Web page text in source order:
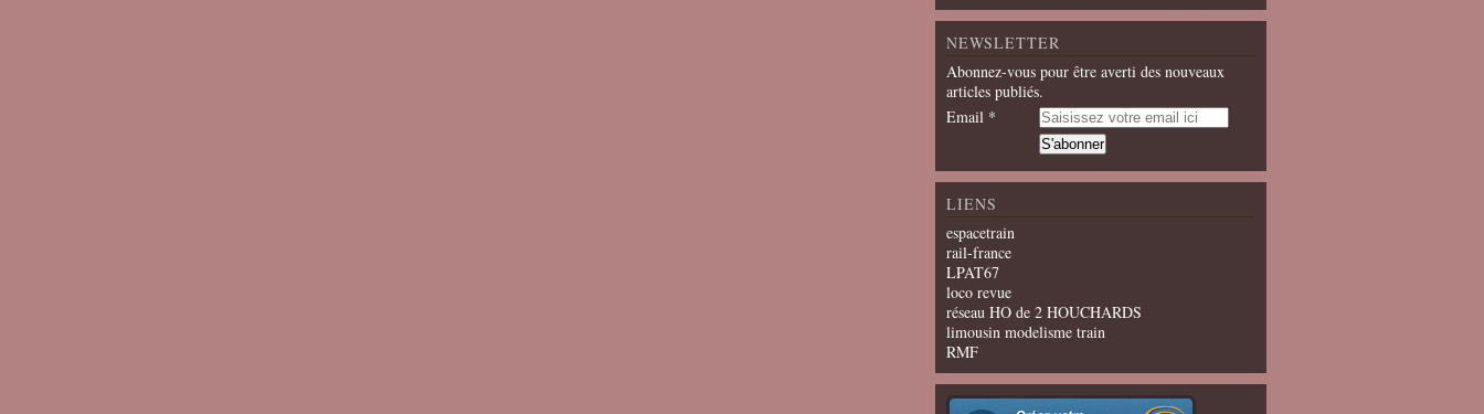
NEWSLETTER
Abonnez-vous pour être averti des nouveaux
articles publiés.
Email
LIENS
espacetrain
rail-france
LPAT67
loco revue
réseau HO de 2 HOUCHARDS
limousin modelisme train
RMF